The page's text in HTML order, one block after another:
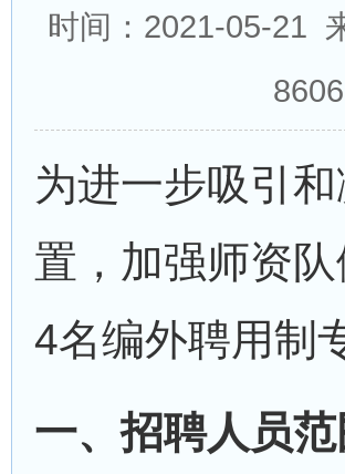
时间：2021-05-21
为进一步吸引
置，加强师资
4名编外聘用制
一、招聘人员